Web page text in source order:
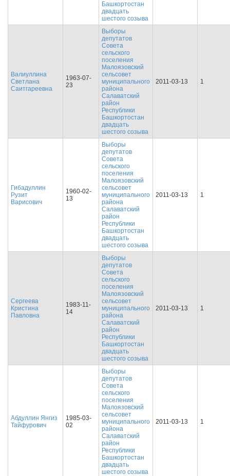
Башкортостан
двадцать
шестого созыва
Валиуллина
Светлана
Саитгареевна
1963-07-
23
Выборы
депутатов
Совета
сельского
поселения
Малоязовский
сельсовет
муниципального
района
Салаватский
район
Республики
Башкортостан
двадцать
шестого созыва
2011-03-13 1
Гибадуллин
Рузит
Варисович
1960-02-
13
Выборы
депутатов
Совета
сельского
поселения
Малоязовский
сельсовет
муниципального
района
Салаватский
район
Республики
Башкортостан
двадцать
шестого созыва
2011-03-13 1
Сергеева
Кристина
Павловна
1983-11-
14
Выборы
депутатов
Совета
сельского
поселения
Малоязовский
сельсовет
муниципального
района
Салаватский
район
Республики
Башкортостан
двадцать
шестого созыва
2011-03-13 1
Абдуллин Янгиз
Тайфурович
1985-03-
02
Выборы
депутатов
Совета
сельского
поселения
Малоязовский
сельсовет
муниципального
района
Салаватский
район
Республики
Башкортостан
двадцать
шестого созыва
2011-03-13 1